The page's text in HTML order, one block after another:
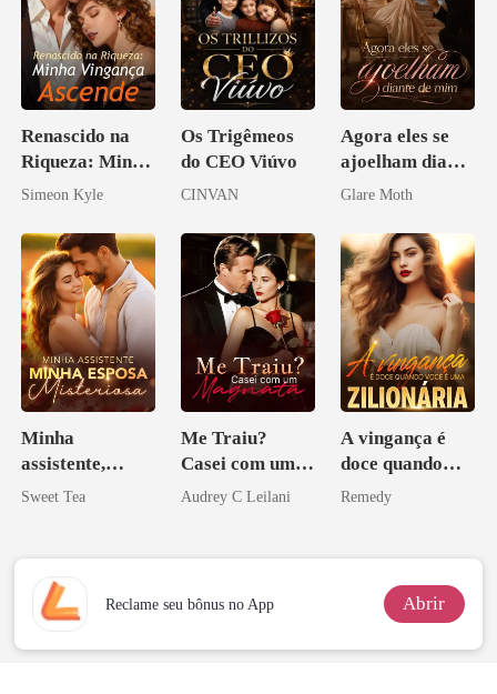
Renascido na
Riqueza: Minha
Vingança
Simeon Kyle
Os Trigêmeos
do CEO Viúvo
CINVAN
Agora eles se
ajoelham diante
de mim
Glare Moth
Minha
assistente,
minha esposa
Sweet Tea
Me Traiu?
Casei com um
Magnata
Audrey C Leilani
A vingança é
doce quando
você é uma
Remedy
Reclame seu bônus no App Abrir